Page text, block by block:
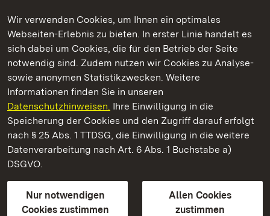
Wir verwenden Cookies, um Ihnen ein optimales
Webseiten-Erlebnis zu bieten. In erster Linie handelt es
sich dabei um Cookies, die für den Betrieb der Seite
notwendig sind. Zudem nutzen wir Cookies zu Analyse-
sowie anonymen Statistikzwecken. Weitere
Informationen finden Sie in unseren
Datenschutzhinweisen. Ihre Einwilligung in die
Speicherung der Cookies und den Zugriff darauf erfolgt
nach § 25 Abs. 1 TTDSG, die Einwilligung in die weitere
Datenverarbeitung nach Art. 6 Abs. 1 Buchstabe a)
DSGVO.
Nur notwendigen
Cookies zustimmen
Allen Cookies
zustimmen
Kommen. Staunen. Genießen.
Staatliche Schlösser und Gärten Baden‑Württemberg
Staatliche Schlösser und Gärten Baden-Württemberg
Kontakt
GebärdenspracheLeichte Sprache
Erklärung zur Barrierefreiheit
BITV-konform (geprüfte Seiten)